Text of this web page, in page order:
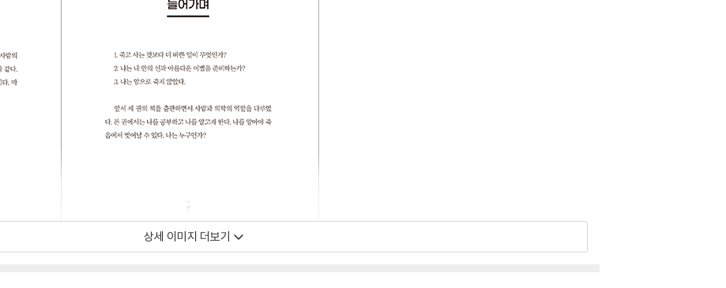
상세 이미지 더보기